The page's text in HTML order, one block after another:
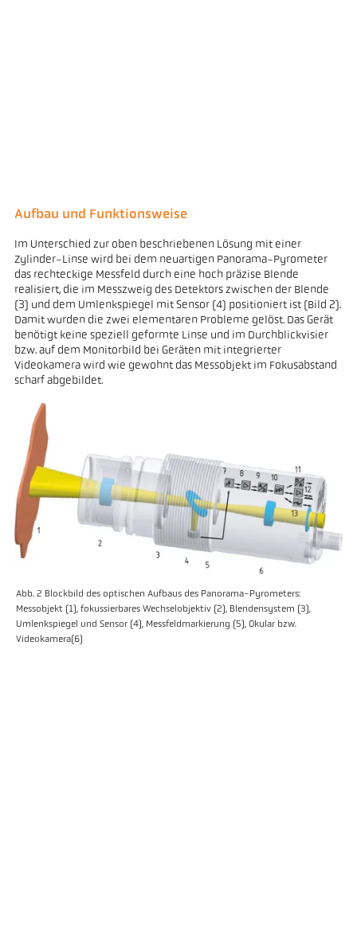
Aufbau und Funktionsweise
Im Unterschied zur oben beschriebenen Lösung mit einer
Zylinder-Linse wird bei dem neuartigen Panorama-Pyrometer
das rechteckige Messfeld durch eine hoch präzise Blende
realisiert, die im Messzweig des Detektors zwischen der Blende
(3) und dem Umlenkspiegel mit Sensor (4) positioniert ist (Bild 2).
Damit wurden die zwei elementaren Probleme gelöst. Das Gerät
benötigt keine speziell geformte Linse und im Durchblickvisier
bzw. auf dem Monitorbild bei Geräten mit integrierter
Videokamera wird wie gewohnt das Messobjekt im Fokusabstand
scharf abgebildet.
Abb. 2 Blockbild des optischen Aufbaus des Panorama-Pyrometers:
Messobjekt (1), fokussierbares Wechselobjektiv (2), Blendensystem (3),
Umlenkspiegel und Sensor (4), Messfeldmarkierung (5), Okular bzw.
Videokamera(6)